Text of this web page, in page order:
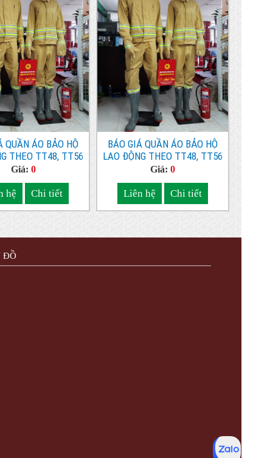
QUẦN ÁO BẢO HỘ
THEO TT48, TT56
CÔNG NGHIỆP
THÀNH BẮC NINH
Giá:0
hệ Chi tiết
BÁO GIÁ QUẦN ÁO BẢO HỘ
LAO ĐỘNG THEO TT48, TT56
TẠI KHU CÔNG NGHIỆP Khu
công nghiệp Đại Kim BẮC
NINH
Giá:0
Liên hệ Chi tiết
ĐỒ